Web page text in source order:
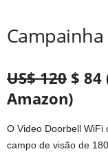
US$ 120 $ 84
Amazon)
O Video Doorbell WiFi
campo de visão de